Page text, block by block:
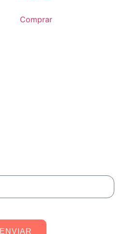
Comprar
ENVIAR